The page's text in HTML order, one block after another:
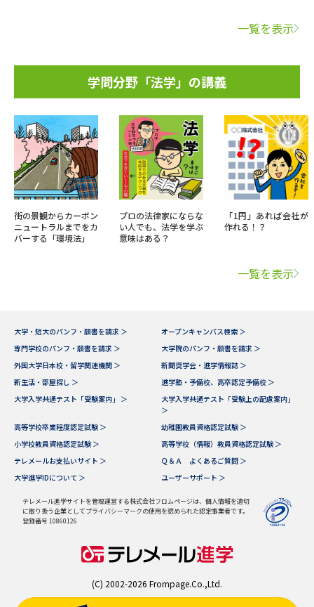
一覧を表示
学問分野「法学」の講義
街の景観からカーボン
ニュートラルまでをカ
バーする「環境法」
プロの法律家にならな
い人でも、法学を学ぶ
意味はある？
「1円」あれば会社が
作れる！？
一覧を表示
大学・短大のパンフ・願書を請求 ＞
オープンキャンパス検索 ＞
専門学校のパンフ・願書を請求 ＞
大学院のパンフ・願書を請求 ＞
外国大学日本校・留学関連機関 ＞
新聞奨学会・進学情報誌 ＞
新生活・部屋探し ＞
進学塾・予備校、高卒認定予備校 ＞
大学入学共通テスト「受験案内」 ＞
大学入学共通テスト「受験上の配慮案内」
＞
高等学校卒業程度認定試験 ＞
幼稚園教員資格認定試験 ＞
小学校教員資格認定試験 ＞
高等学校（情報）教員資格認定試験 ＞
テレメールお支払いサイト ＞
Ｑ＆Ａ よくあるご質問 ＞
大学進学IDについて ＞
ユーザーサポート ＞
テレメール進学サイトを管理運営する株式会社フロムページは、個人情報を適切
に取り扱う企業としてプライバシーマークの使用を認められた認定事業者です。
登録番号 10860126
(C) 2002-2026 Frompage.Co.,Ltd.